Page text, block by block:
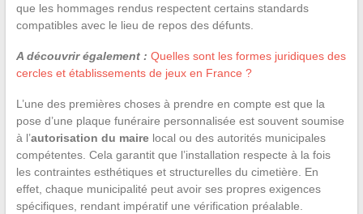
que les hommages rendus respectent certains standards
compatibles avec le lieu de repos des défunts.
A découvrir également : Quelles sont les formes juridiques des
cercles et établissements de jeux en France ?
L’une des premières choses à prendre en compte est que la
pose d’une plaque funéraire personnalisée est souvent soumise
à l’autorisation du mairelocal ou des autorités municipales
compétentes. Cela garantit que l’installation respecte à la fois
les contraintes esthétiques et structurelles du cimetière. En
effet, chaque municipalité peut avoir ses propres exigences
spécifiques, rendant impératif une vérification préalable.